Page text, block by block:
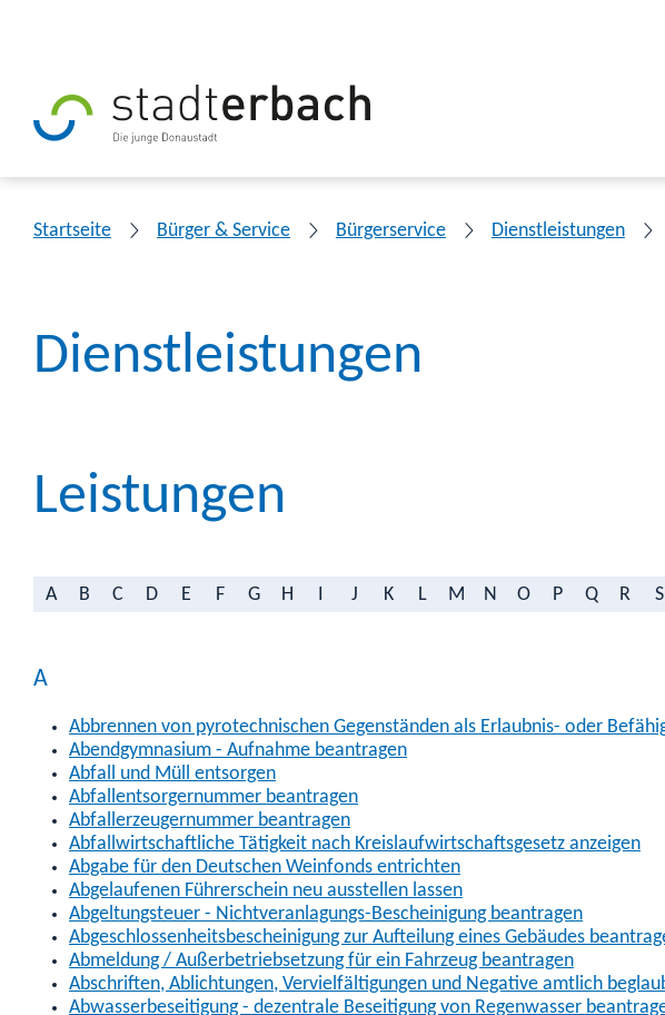
Startseite Bürger & Service Bürgerservice Dienstleistungen
Dienstleistungen
Leistungen
A B C D E F G H J K L M N O P Q R S
A
Abbrennen von pyrotechnischen Gegenständen als Erlaubnis- oder
Abendgymnasium - Aufnahme beantragen
Abfall und Müll entsorgen
Abfallentsorgernummer beantragen
Abfallerzeugernummer beantragen
Abfallwirtschaftliche Tätigkeit nach Kreislaufwirtschaftsgesetz anzeigen
Abgabe für den Deutschen Weinfonds entrichten
Abgelaufenen Führerschein neu ausstellen lassen
Abgeltungsteuer - Nichtveranlagungs-Bescheinigung beantragen
Abgeschlossenheitsbescheinigung zur Aufteilung eines Gebäudes
Abmeldung / Außerbetriebsetzung für ein Fahrzeug beantragen
Abschriften, Ablichtungen, Vervielfältigungen und Negative amtlich
Abwasserbeseitigung - dezentrale Beseitigung von Regenwasser